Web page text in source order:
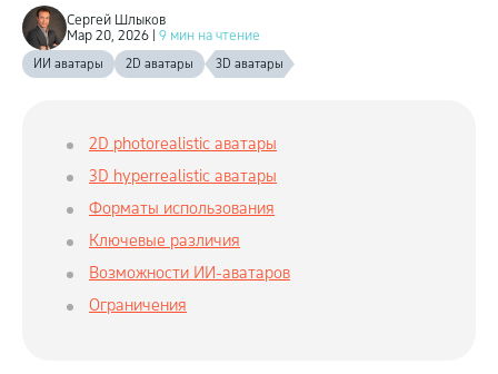
Сергей Шлыков
Мар 20, 2026 | 9 мин на чтение
ИИ аватары 2D аватары 3D аватары
2D photorealistic аватары
3D hyperrealistic аватары
Форматы использования
Ключевые различия
Возможности ИИ-аватаров
Ограничения